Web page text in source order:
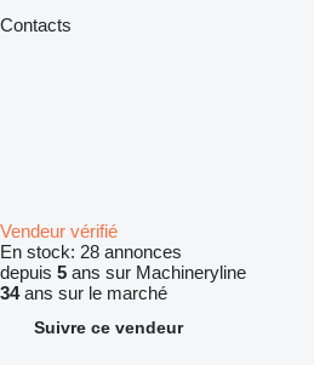
Contacts
Vendeur vérifié
En stock: 28 annonces
depuis 5 ans sur Machineryline
34ans sur le marché
Suivre ce vendeur